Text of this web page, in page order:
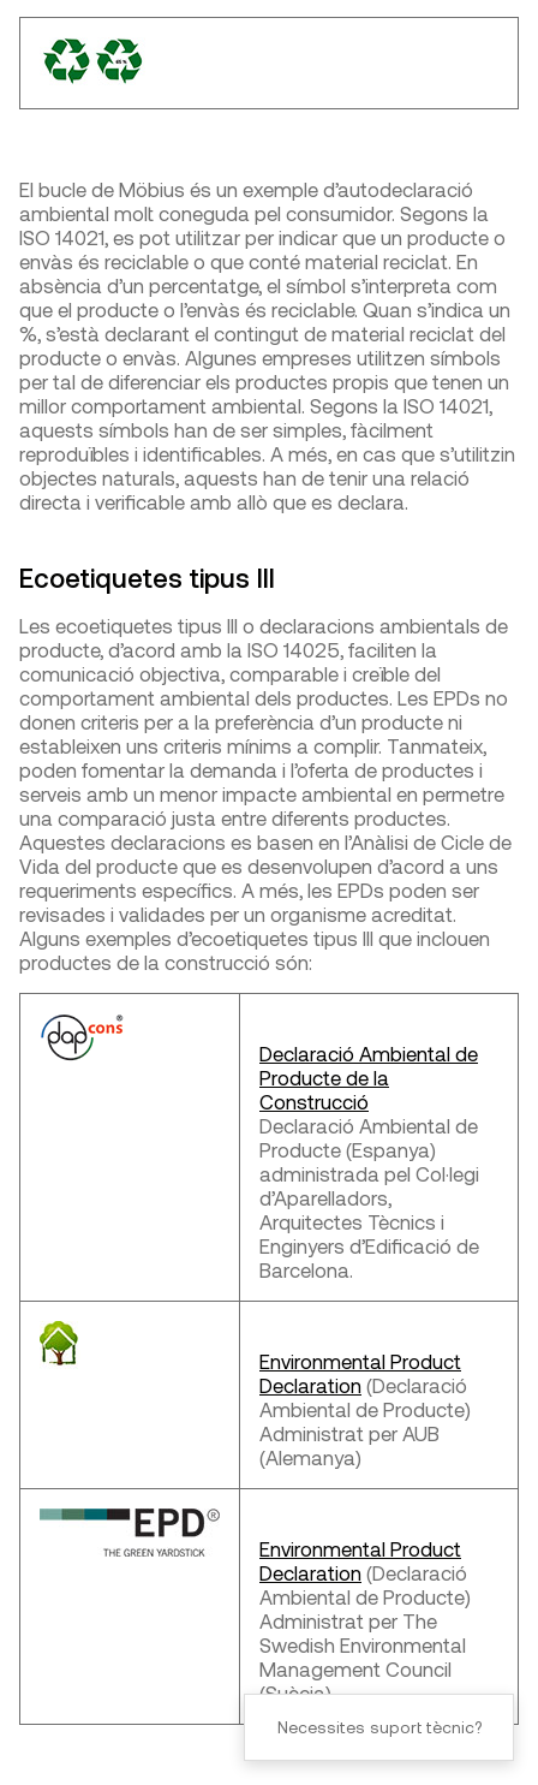
El bucle de Möbius és un exemple d’autodeclaració
ambiental molt coneguda pel consumidor. Segons la
ISO 14021, es pot utilitzar per indicar que un producte o
envàs és reciclable o que conté material reciclat. En
absència d’un percentatge, el símbol s’interpreta com
que el producte o l’envàs és reciclable. Quan s’indica un
%, s’està declarant el contingut de material reciclat del
producte o envàs. Algunes empreses utilitzen símbols
per tal de diferenciar els productes propis que tenen un
millor comportament ambiental. Segons la ISO 14021,
aquests símbols han de ser simples, fàcilment
reproduïbles i identificables. A més, en cas que s’utilitzin
objectes naturals, aquests han de tenir una relació
directa i verificable amb allò que es declara.
Ecoetiquetes tipus III
Les ecoetiquetes tipus III o declaracions ambientals de
producte, d’acord amb la ISO 14025, faciliten la
comunicació objectiva, comparable i creïble del
comportament ambiental dels productes. Les EPDs no
donen criteris per a la preferència d’un producte ni
estableixen uns criteris mínims a complir. Tanmateix,
poden fomentar la demanda i l’oferta de productes i
serveis amb un menor impacte ambiental en permetre
una comparació justa entre diferents productes.
Aquestes declaracions es basen en l’Anàlisi de Cicle de
Vida del producte que es desenvolupen d’acord a uns
requeriments específics. A més, les EPDs poden ser
revisades i validades per un organisme acreditat.
Alguns exemples d’ecoetiquetes tipus III que inclouen
productes de la construcció són:
Declaració Ambiental de
Producte de la
Construcció
Declaració Ambiental de
Producte (Espanya)
administrada pel Col·legi
d’Aparelladors,
Arquitectes Tècnics i
Enginyers d’Edificació de
Barcelona.
Environmental Product
Declaration (Declaració
Ambiental de Producte)
Administrat per AUB
(Alemanya)
Environmental Product
Declaration (Declaració
Ambiental de Producte)
Administrat per The
Swedish Environmental
Management Council
(Suècia)
Necessites suport tècnic?